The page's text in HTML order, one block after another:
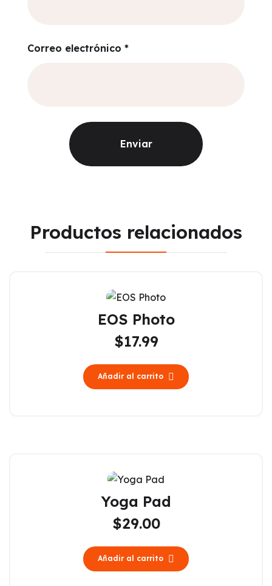
Correo electrónico *
Productos relacionados
EOS Photo
$17.99
Añadir al carrito
Yoga Pad
$29.00
Añadir al carrito